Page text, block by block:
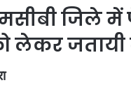
जिले
लेकर जतायी